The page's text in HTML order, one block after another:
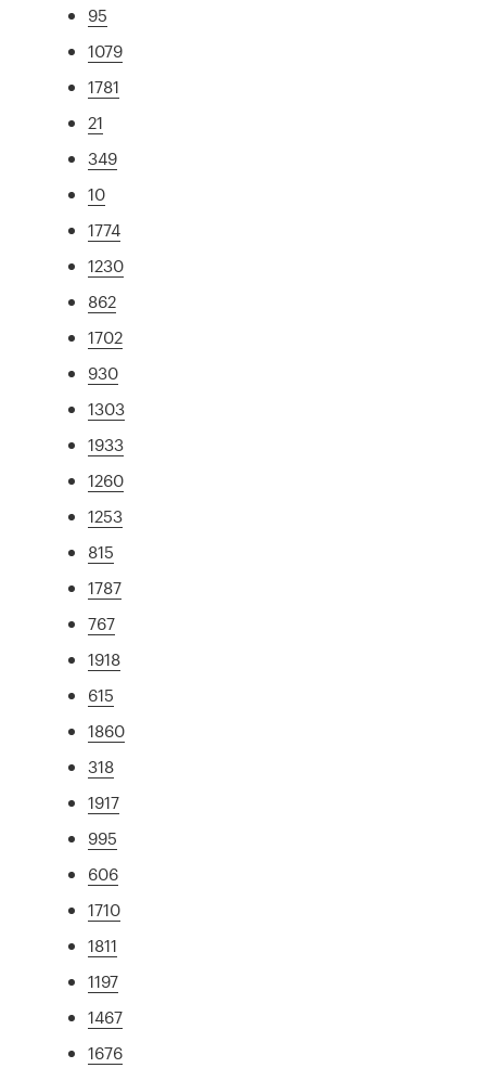
95
1079
1781
21
349
10
1774
1230
862
1702
930
1303
1933
1260
1253
815
1787
767
1918
615
1860
318
1917
995
606
1710
1811
1197
1467
1676